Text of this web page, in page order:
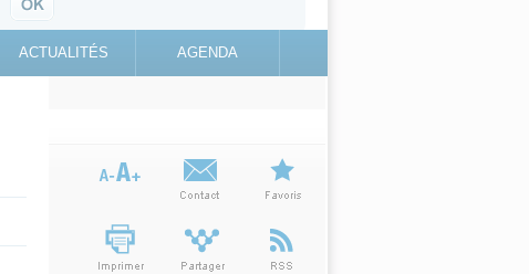
Retrouvez toute l'information sur le site education.gouv.fr
ACTUALITÉS AGENDA